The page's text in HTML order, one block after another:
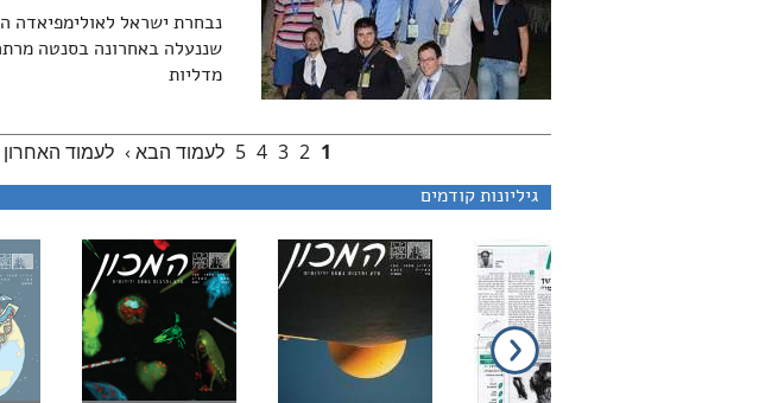
נבחרת ישראל לאולימפיאדה
שננעלה באחרונה בסנטה
מדליות
1
2
3
4
5 לעמוד הבא › לעמוד האחרון
גיליונות קודמים